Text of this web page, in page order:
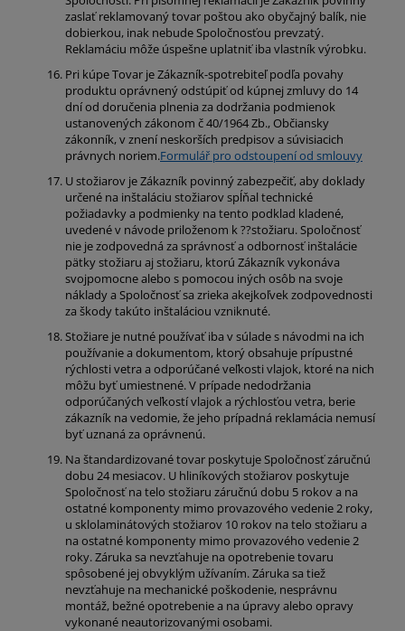
zaslať reklamovaný tovar poštou ako obyčajný balík, nie
dobierkou, inak nebude Spoločnosťou prevzatý.
Reklamáciu môže úspešne uplatniť iba vlastník výrobku.
Pri kúpe Tovar je Zákazník-spotrebiteľ podľa povahy
produktu oprávnený odstúpiť od kúpnej zmluvy do 14
dní od doručenia plnenia za dodržania podmienok
ustanovených zákonom č 40/1964 Zb., Občiansky
zákonník, v znení neskorších predpisov a súvisiacich
právnych noriem.Formulář pro odstoupení od smlouvy
U stožiarov je Zákazník povinný zabezpečiť, aby doklady
určené na inštaláciu stožiarov spĺňal technické
požiadavky a podmienky na tento podklad kladené,
uvedené v návode priloženom k ??stožiaru. Spoločnosť
nie je zodpovedná za správnosť a odbornosť inštalácie
pätky stožiaru aj stožiaru, ktorú Zákazník vykonáva
svojpomocne alebo s pomocou iných osôb na svoje
náklady a Spoločnosť sa zrieka akejkoľvek zodpovednosti
za škody takúto inštaláciou vzniknuté.
Stožiare je nutné používať iba v súlade s návodmi na ich
používanie a dokumentom, ktorý obsahuje prípustné
rýchlosti vetra a odporúčané veľkosti vlajok, ktoré na nich
môžu byť umiestnené. V prípade nedodržania
odporúčaných veľkostí vlajok a rýchlosťou vetra, berie
zákazník na vedomie, že jeho prípadná reklamácia nemusí
byť uznaná za oprávnenú.
Na štandardizované tovar poskytuje Spoločnosť záručnú
dobu 24 mesiacov. U hliníkových stožiarov poskytuje
Spoločnosť na telo stožiaru záručnú dobu 5 rokov a na
ostatné komponenty mimo provazového vedenie 2 roky,
u sklolaminátových stožiarov 10 rokov na telo stožiaru a
na ostatné komponenty mimo provazového vedenie 2
roky. Záruka sa nevzťahuje na opotrebenie tovaru
spôsobené jej obvyklým užívaním. Záruka sa tiež
nevzťahuje na mechanické poškodenie, nesprávnu
montáž, bežné opotrebenie a na úpravy alebo opravy
vykonané neautorizovanými osobami.